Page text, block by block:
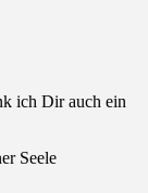
ich Dir auch ein
Seele